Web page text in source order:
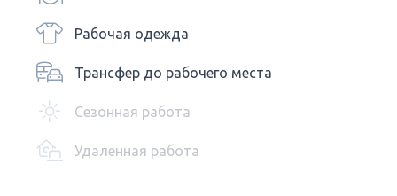
Рабочая одежда
Трансфер до рабочего места
Сезонная работа
Удаленная работа